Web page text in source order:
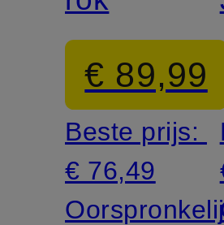
€ 89,99
Beste prijs:
€ 76,49